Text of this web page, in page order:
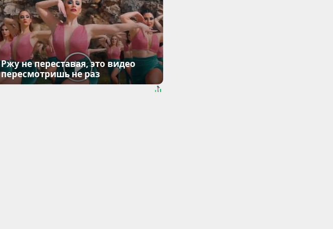
Ржу не переставая, это видео
пересмотришь не раз